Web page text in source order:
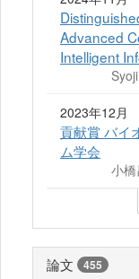
Advanced
Intelligent
2023年12月
貢献賞 バイ
ム学会
小橋
論文 455